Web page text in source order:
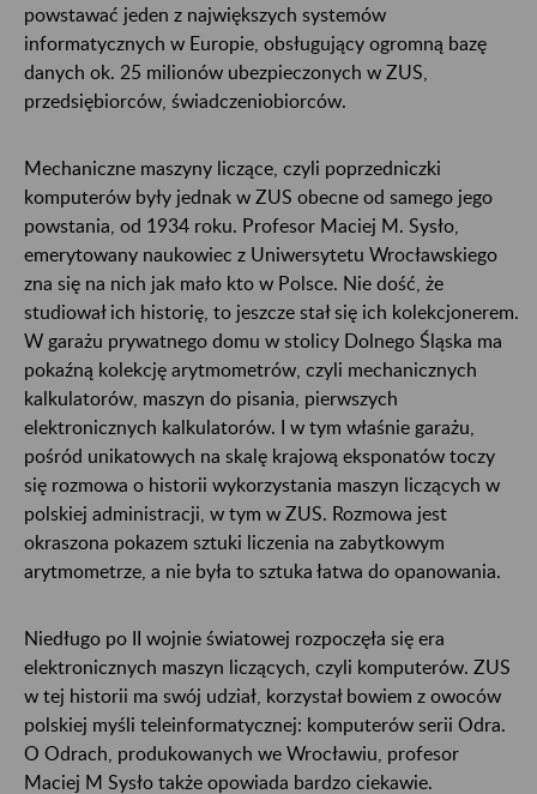
powstawać jeden z największych systemów
informatycznych w Europie, obsługujący ogromną bazę
danych ok. 25 milionów ubezpieczonych w ZUS,
przedsiębiorców, świadczeniobiorców.
Mechaniczne maszyny liczące, czyli poprzedniczki
komputerów były jednak w ZUS obecne od samego jego
powstania, od 1934 roku. Profesor Maciej M. Sysło,
emerytowany naukowiec z Uniwersytetu Wrocławskiego
zna się na nich jak mało kto w Polsce. Nie dość, że
studiował ich historię, to jeszcze stał się ich kolekcjonerem.
W garażu prywatnego domu w stolicy Dolnego Śląska ma
pokaźną kolekcję arytmometrów, czyli mechanicznych
kalkulatorów, maszyn do pisania, pierwszych
elektronicznych kalkulatorów. I w tym właśnie garażu,
pośród unikatowych na skalę krajową eksponatów toczy
się rozmowa o historii wykorzystania maszyn liczących w
polskiej administracji, w tym w ZUS. Rozmowa jest
okraszona pokazem sztuki liczenia na zabytkowym
arytmometrze, a nie była to sztuka łatwa do opanowania.
Niedługo po II wojnie światowej rozpoczęła się era
elektronicznych maszyn liczących, czyli komputerów. ZUS
w tej historii ma swój udział, korzystał bowiem z owoców
polskiej myśli teleinformatycznej: komputerów serii Odra.
O Odrach, produkowanych we Wrocławiu, profesor
Maciej M Sysło także opowiada bardzo ciekawie.